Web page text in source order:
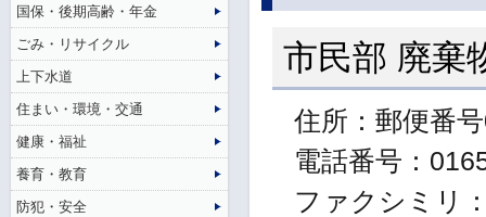
市民部 廃棄
住所：郵便番
電話番号：
ファクシミリ
国保・後期高齢・年金
ごみ・リサイクル
上下水道
住まい・環境・交通
健康・福祉
養育・教育
防犯・安全